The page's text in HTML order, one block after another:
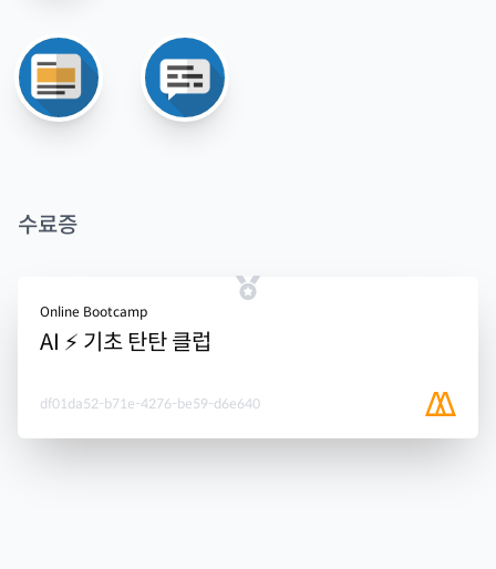
수료증
Online Bootcamp
AI ⚡ 기초 탄탄 클럽
df01da52-b71e-4276-be59-d6e640